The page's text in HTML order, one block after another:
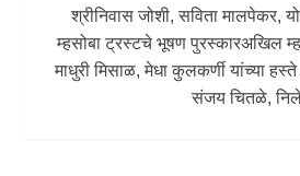
श्रीनिवास जोशी, सविता मालपेकर,
म्हसोबा ट्रस्टचे भूषण पुरस्कारअखिल
माधुरी मिसाळ, मेधा कुलकर्णी यांच्या
संजय चितळे,